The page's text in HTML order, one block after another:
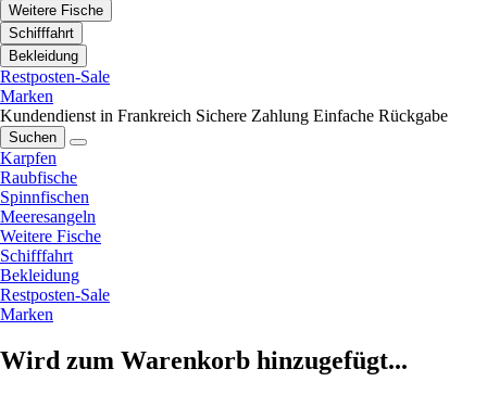
Weitere Fische
Schifffahrt
Bekleidung
Restposten-Sale
Marken
Kundendienst in Frankreich Sichere Zahlung Einfache Rückgabe
Suchen
Karpfen
Raubfische
Spinnfischen
Meeresangeln
Weitere Fische
Schifffahrt
Bekleidung
Restposten-Sale
Marken
Wird zum Warenkorb hinzugefügt...